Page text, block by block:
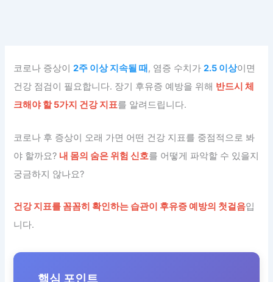
코로나 증상이2주 이상 지속될 때, 염증 수치가2.5 이상이면
건강 점검이 필요합니다. 장기 후유증 예방을 위해 반드시 체
크해야 할 5가지 건강 지표를 알려드립니다.
코로나 후 증상이 오래 가면 어떤 건강 지표를 중점적으로 봐
야 할까요? 내 몸의 숨은 위험 신호를 어떻게 파악할 수 있을지
궁금하지 않나요?
건강 지표를 꼼꼼히 확인하는 습관이 후유증 예방의 첫걸음입
니다.
핵심 포인트